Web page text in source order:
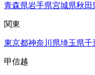
青森県岩手県宮城県秋田
関東
東京都神奈川県埼玉県千
甲信越